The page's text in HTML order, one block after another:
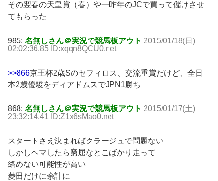
その翌春の天皇賞（春）や一昨年のJCで買って儲けさせ
てもらった
985: 名無しさん＠実況で競馬板アウト 2015/01/18(日)
02:02:36.85 ID:xqqn8QCU0.net
>>866京王杯2歳Sのセフィロス、交流重賞だけど、全日
本2歳優駿をディアドムスでJPN1勝ち
868: 名無しさん＠実況で競馬板アウト 2015/01/17(土)
23:32:14.41 ID:Z1x6sMao0.net
スタートさえ決まればクラージュで問題ない
しかしヘマしたら窮屈なとこばかり走って
絡めない可能性が高い
菱田だけに余計に